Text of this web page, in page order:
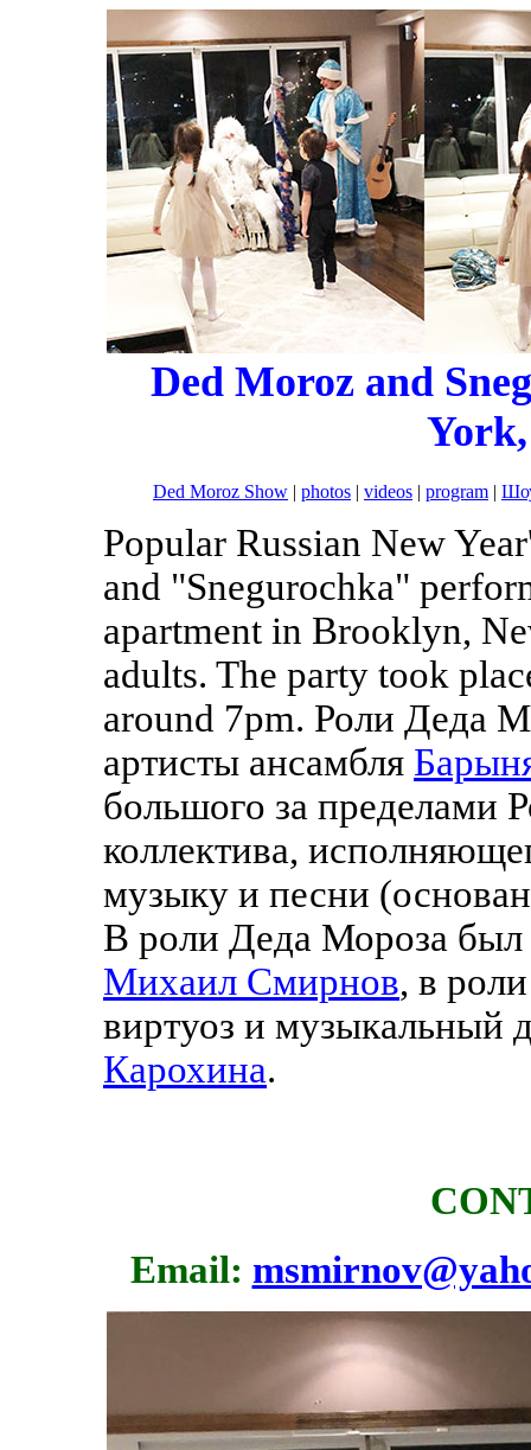
Ded Moroz and
York,
Ded Moroz Show | photos | videos | program |
Popular Russian New
and "Snegurochka"
apartment in Brooklyn,
adults. The party took
around 7pm. Роли Деда
артисты ансамбля
большого за пределами
коллектива,
музыку и песни
В роли Деда Мороза был
Михаил Смирнов, в
виртуоз и музыкальный
Карохина.
Email: